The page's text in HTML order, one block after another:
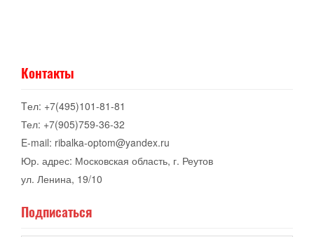
Контакты
Tел: +7(495)101-81-81
Тел: +7(905)759-36-32
E-mail: ribalka-optom@yandex.ru
Юр. адрес: Московская область, г. Реутов
ул. Ленина, 19/10
Подписаться